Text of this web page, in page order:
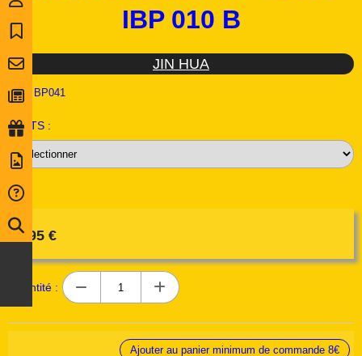
IBP 010 B
JIN HUA
Ref : BP041
VOLTS :
5,95 €
Quantité :
Ajouter au panier minimum de commande 8€